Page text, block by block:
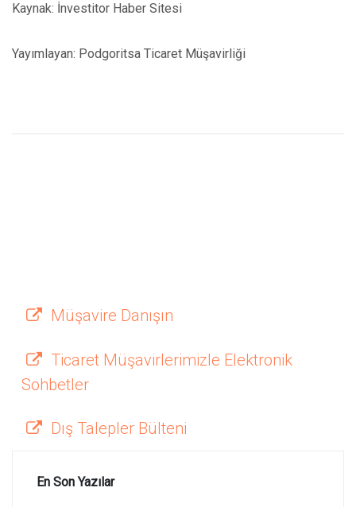
Kaynak: İnvestitor Haber Sitesi
Yayımlayan: Podgoritsa Ticaret Müşavirliği
Müşavire Danışın
Ticaret Müşavirlerimizle Elektronik
Sohbetler
Dış Talepler Bülteni
En Son Yazılar